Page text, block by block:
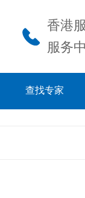
香港
服务
查找专家